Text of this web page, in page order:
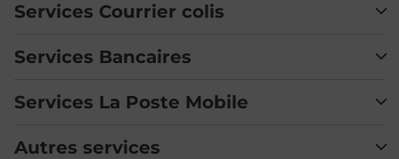
Services Courrier colis
Services Bancaires
Services La Poste Mobile
Autres services